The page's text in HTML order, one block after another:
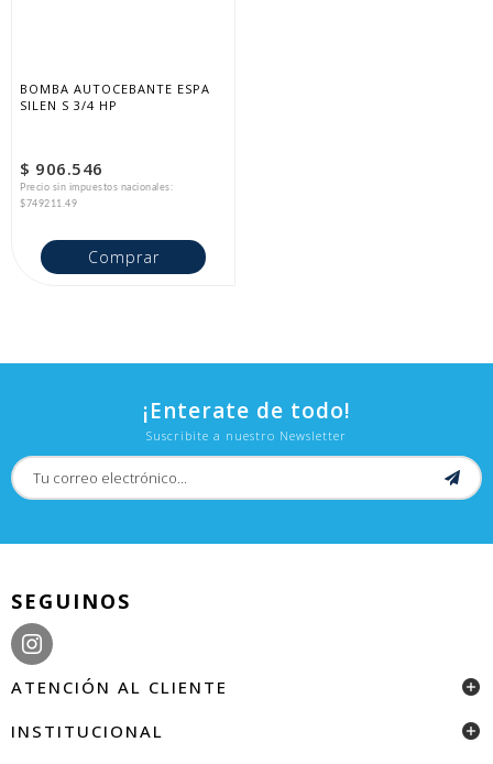
BOMBA AUTOCEBANTE ESPA
SILEN S 3/4 HP
$ 906.546
Precio sin impuestos nacionales:
$749211.49
Comprar
¡Enterate de todo!
Suscribite a nuestro Newsletter
SEGUINOS
ATENCIÓN AL CLIENTE
INSTITUCIONAL